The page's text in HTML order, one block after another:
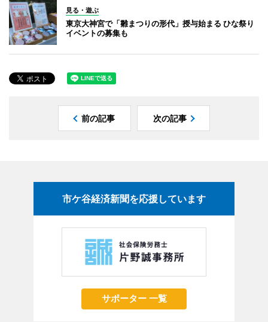
見る・遊ぶ
東京大神宮で「雛まつりの形代」授与始まる ひな祭り
イベントの募集も
前の記事 次の記事
市ケ谷経済新聞を応援しています
サポーター 一覧